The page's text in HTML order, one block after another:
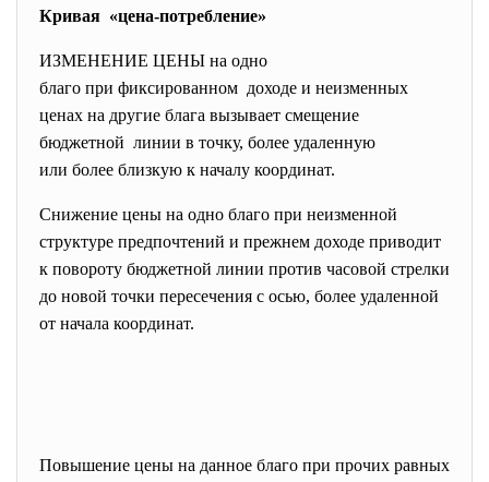
Кривая «цена-потребление»
ИЗМЕНЕНИЕ ЦЕНЫ на одно
благо при фиксированном доходе и неизменных
ценах на другие блага вызывает смещение
бюджетной линии в точку, более удаленную
или более близкую к началу координат.
Снижение цены на одно благо при неизменной
структуре предпочтений и прежнем доходе приводит
к повороту бюджетной линии против часовой стрелки
до новой точки пересечения с осью, более удаленной
от начала координат.
Повышение цены на данное благо при прочих равных